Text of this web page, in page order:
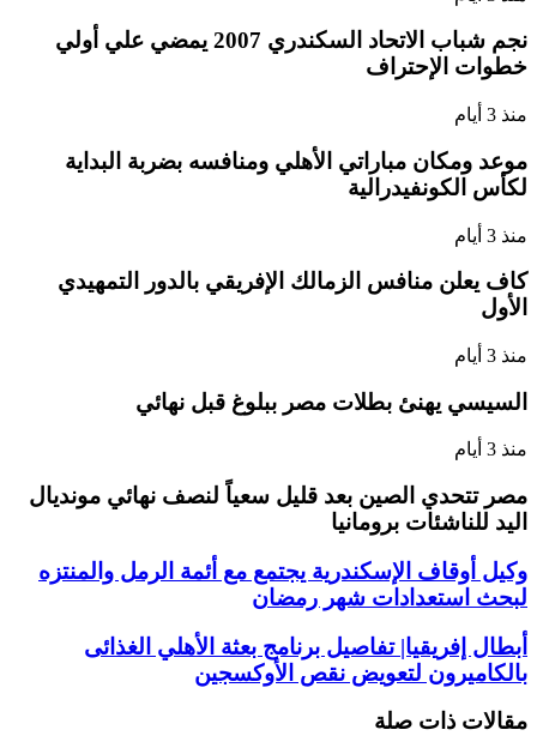
نجم شباب الاتحاد السكندري 2007 يمضي علي أولي
خطوات الإحتراف
منذ 3 أيام
موعد ومكان مباراتي الأهلي ومنافسه بضربة البداية
لكأس الكونفيدرالية
منذ 3 أيام
كاف يعلن منافس الزمالك الإفريقي بالدور التمهيدي
الأول
منذ 3 أيام
السيسي يهنئ بطلات مصر ببلوغ قبل نهائي
منذ 3 أيام
مصر تتحدي الصين بعد قليل سعياً لنصف نهائي مونديال
اليد للناشئات برومانيا
وكيل أوقاف الإسكندرية يجتمع مع أئمة الرمل والمنتزه
لبحث استعدادات شهر رمضان
أبطال إفريقيا| تفاصيل برنامج بعثة الأهلي الغذائى
بالكاميرون لتعويض نقص الأوكسجين
مقالات ذات صلة